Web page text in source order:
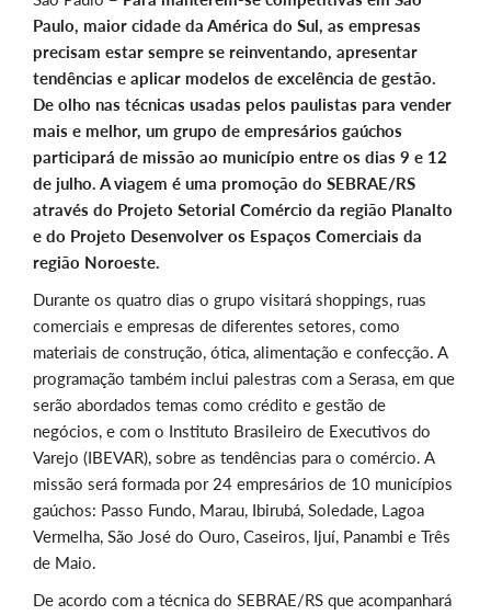
Paulo, maior cidade da América do Sul, as empresas
precisam estar sempre se reinventando, apresentar
tendências e aplicar modelos de excelência de gestão.
De olho nas técnicas usadas pelos paulistas para vender
mais e melhor, um grupo de empresários gaúchos
participará de missão ao município entre os dias 9 e 12
de julho. A viagem é uma promoção do SEBRAE/RS
através do Projeto Setorial Comércio da região Planalto
e do Projeto Desenvolver os Espaços Comerciais da
região Noroeste.
Durante os quatro dias o grupo visitará shoppings, ruas
comerciais e empresas de diferentes setores, como
materiais de construção, ótica, alimentação e confecção. A
programação também inclui palestras com a Serasa, em que
serão abordados temas como crédito e gestão de
negócios, e com o Instituto Brasileiro de Executivos do
Varejo (IBEVAR), sobre as tendências para o comércio. A
missão será formada por 24 empresários de 10 municípios
gaúchos: Passo Fundo, Marau, Ibirubá, Soledade, Lagoa
Vermelha, São José do Ouro, Caseiros, Ijuí, Panambi e Três
de Maio.
De acordo com a técnica do SEBRAE/RS que acompanhará